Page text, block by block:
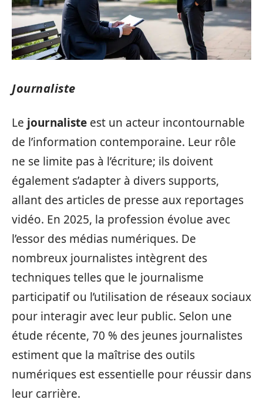
Journaliste
Le journaliste est un acteur incontournable
de l’information contemporaine. Leur rôle
ne se limite pas à l’écriture; ils doivent
également s’adapter à divers supports,
allant des articles de presse aux reportages
vidéo. En 2025, la profession évolue avec
l’essor des médias numériques. De
nombreux journalistes intègrent des
techniques telles que le journalisme
participatif ou l’utilisation de réseaux sociaux
pour interagir avec leur public. Selon une
étude récente, 70 % des jeunes journalistes
estiment que la maîtrise des outils
numériques est essentielle pour réussir dans
leur carrière.